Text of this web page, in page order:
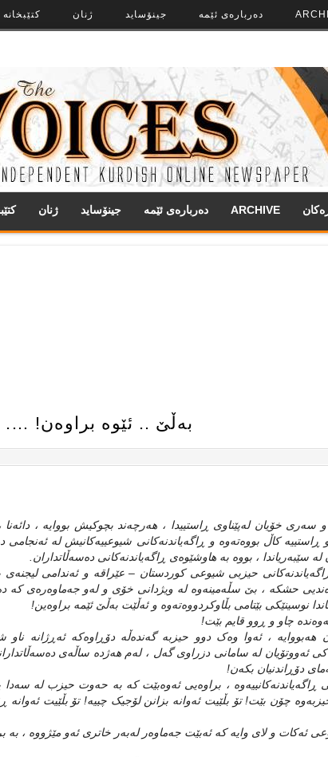
کتێبخانە ژنان جینۆساید ده‌رباره‌ی ئێمه
ژنان جینۆساید ده‌رباره‌ی ئێمه ARCHIVE
به‌ڵێ .. ئێوه‌ براوه‌ن! ….
سه‌ری خۆیان له‌پێناوی ڕاستییدا ، هه‌رچه‌ند بچوکیش بووایه‌ ، دائه‌نا
کاڵ بووه‌ته‌وه‌ و ڕاگه‌یاندنه‌کانی شیوعییه‌کانیش له‌ ئه‌نجامی
سێبه‌ریاندا ، بووه‌ به‌ هاوشێوه‌ی ڕاگه‌یاندنه‌کانی ده‌سه‌ڵاتداران.
حیزبی شیوعی کوردستان – عێراقه‌ و ئه‌ندامی لیجنه‌ی
حشکه‌ ، بێ سڵه‌مینه‌وه‌ له‌ ویژدانی خۆی و له‌و جه‌ماوه‌ره‌ی که‌
نوسینێکی بێتامی بڵاوکردووه‌ته‌وه‌ و ئه‌ڵێت به‌ڵێ ئێمه‌ براوه‌ین!
چاو و ڕوو قایم بێت!‌
هه‌بووایه‌ ، ئه‌وا وه‌ک دوو حیزبه‌ گه‌نده‌ڵه‌ دۆڕاوه‌که‌ ئه‌ڕژانه‌ ناو
ئه‌ووتۆیان له‌ سامانی دزراوی گه‌ل ، له‌م هه‌ژده‌ ساڵه‌ی
دۆڕاندنیان بکه‌ن!
، براوه‌یی ئه‌وه‌بێت که‌ به‌ حه‌وت حیزب له‌ سه‌دا
چۆن بێت! تۆ بڵێیت ئه‌وانه‌ بزانن لۆجیک چییه‌! تۆ بڵێیت ئه‌وانه‌
و لای وایه‌ که‌ ئه‌بێت جه‌ماوه‌ر له‌به‌ر خاتری ئه‌و مێژووه‌ ، به‌